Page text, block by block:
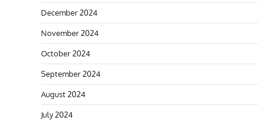
December 2024
November 2024
October 2024
September 2024
August 2024
July 2024